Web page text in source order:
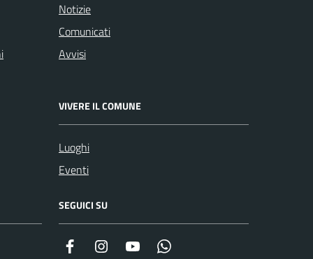
Notizie
Comunicati
Avvisi
VIVERE IL COMUNE
Luoghi
Eventi
SEGUICI SU
Facebook InstagramYouTube